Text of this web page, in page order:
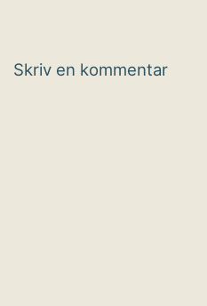
Skriv en kommentar